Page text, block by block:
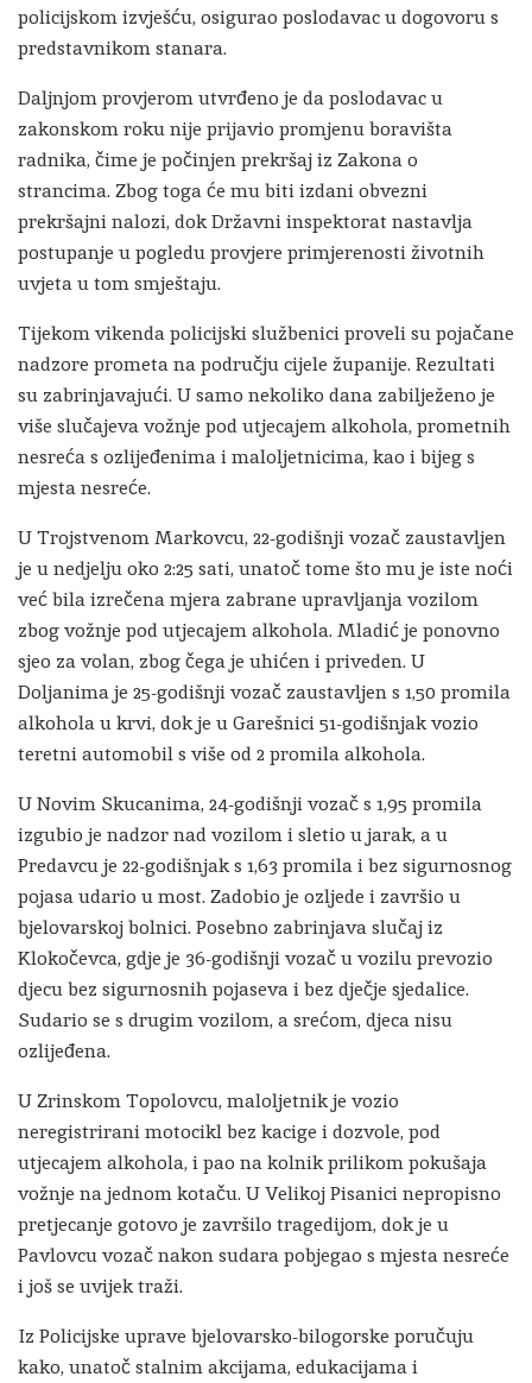
policijskom izvješću, osigurao poslodavac u dogovoru s
predstavnikom stanara.
Daljnjom provjerom utvrđeno je da poslodavac u
zakonskom roku nije prijavio promjenu boravišta
radnika, čime je počinjen prekršaj iz Zakona o
strancima. Zbog toga će mu biti izdani obvezni
prekršajni nalozi, dok Državni inspektorat nastavlja
postupanje u pogledu provjere primjerenosti životnih
uvjeta u tom smještaju.
Tijekom vikenda policijski službenici proveli su pojačane
nadzore prometa na području cijele županije. Rezultati
su zabrinjavajući. U samo nekoliko dana zabilježeno je
više slučajeva vožnje pod utjecajem alkohola, prometnih
nesreća s ozlijeđenima i maloljetnicima, kao i bijeg s
mjesta nesreće.
U Trojstvenom Markovcu, 22-godišnji vozač zaustavljen
je u nedjelju oko 2:25 sati, unatoč tome što mu je iste noći
već bila izrečena mjera zabrane upravljanja vozilom
zbog vožnje pod utjecajem alkohola. Mladić je ponovno
sjeo za volan, zbog čega je uhićen i priveden. U
Doljanima je 25-godišnji vozač zaustavljen s 1,50 promila
alkohola u krvi, dok je u Garešnici 51-godišnjak vozio
teretni automobil s više od 2 promila alkohola.
U Novim Skucanima, 24-godišnji vozač s 1,95 promila
izgubio je nadzor nad vozilom i sletio u jarak, a u
Predavcu je 22-godišnjak s 1,63 promila i bez sigurnosnog
pojasa udario u most. Zadobio je ozljede i završio u
bjelovarskoj bolnici. Posebno zabrinjava slučaj iz
Klokočevca, gdje je 36-godišnji vozač u vozilu prevozio
djecu bez sigurnosnih pojaseva i bez dječje sjedalice.
Sudario se s drugim vozilom, a srećom, djeca nisu
ozlijeđena.
U Zrinskom Topolovcu, maloljetnik je vozio
neregistrirani motocikl bez kacige i dozvole, pod
utjecajem alkohola, i pao na kolnik prilikom pokušaja
vožnje na jednom kotaču. U Velikoj Pisanici nepropisno
pretjecanje gotovo je završilo tragedijom, dok je u
Pavlovcu vozač nakon sudara pobjegao s mjesta nesreće
i još se uvijek traži.
Iz Policijske uprave bjelovarsko-bilogorske poručuju
kako, unatoč stalnim akcijama, edukacijama i